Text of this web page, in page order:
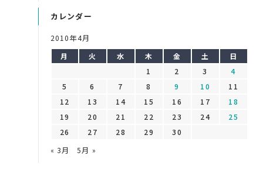
カレンダー
2010年4月
月
火 水 木 金 土
日
1
2 3
4
5
6 7 8 9 10
11
12
13 14 15 16 17
18
19
20 21 22 23 24
25
26
27 28 29
30
« 3月
5月 »